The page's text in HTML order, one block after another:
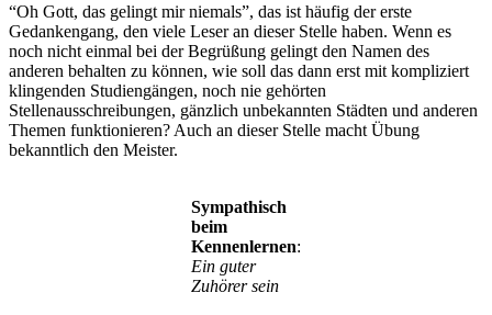
“Oh Gott, das gelingt mir niemals”, das ist häufig der erste
Gedankengang, den viele Leser an dieser Stelle haben. Wenn es
noch nicht einmal bei der Begrüßung gelingt den Namen des
anderen behalten zu können, wie soll das dann erst mit kompliziert
klingenden Studiengängen, noch nie gehörten
Stellenausschreibungen, gänzlich unbekannten Städten und anderen
Themen funktionieren? Auch an dieser Stelle macht Übung
bekanntlich den Meister.
Sympathisch
beim
Kennenlernen:
Ein guter
Zuhörer sein